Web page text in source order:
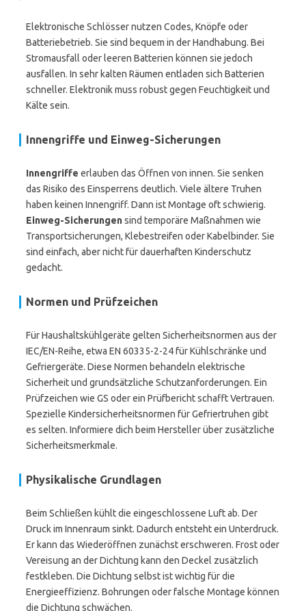
Elektronische Schlösser nutzen Codes, Knöpfe oder
Batteriebetrieb. Sie sind bequem in der Handhabung. Bei
Stromausfall oder leeren Batterien können sie jedoch
ausfallen. In sehr kalten Räumen entladen sich Batterien
schneller. Elektronik muss robust gegen Feuchtigkeit und
Kälte sein.
Innengriffe und Einweg-Sicherungen
Innengriffe erlauben das Öffnen von innen. Sie senken
das Risiko des Einsperrens deutlich. Viele ältere Truhen
haben keinen Innengriff. Dann ist Montage oft schwierig.
Einweg-Sicherungensind temporäre Maßnahmen wie
Transportsicherungen, Klebestreifen oder Kabelbinder. Sie
sind einfach, aber nicht für dauerhaften Kinderschutz
gedacht.
Normen und Prüfzeichen
Für Haushaltskühlgeräte gelten Sicherheitsnormen aus der
IEC/EN-Reihe, etwa EN 60335-2-24 für Kühlschränke und
Gefriergeräte. Diese Normen behandeln elektrische
Sicherheit und grundsätzliche Schutzanforderungen. Ein
Prüfzeichen wie GS oder ein Prüfbericht schafft Vertrauen.
Spezielle Kindersicherheitsnormen für Gefriertruhen gibt
es selten. Informiere dich beim Hersteller über zusätzliche
Sicherheitsmerkmale.
Physikalische Grundlagen
Beim Schließen kühlt die eingeschlossene Luft ab. Der
Druck im Innenraum sinkt. Dadurch entsteht ein Unterdruck.
Er kann das Wiederöffnen zunächst erschweren. Frost oder
Vereisung an der Dichtung kann den Deckel zusätzlich
festkleben. Die Dichtung selbst ist wichtig für die
Energieeffizienz. Bohrungen oder falsche Montage können
die Dichtung schwächen.